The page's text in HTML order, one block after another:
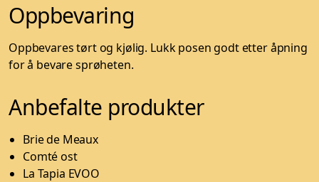
Oppbevaring
Oppbevares tørt og kjølig. Lukk posen godt etter åpning
for å bevare sprøheten.
Anbefalte produkter
Brie de Meaux
Comté ost
La Tapia EVOO